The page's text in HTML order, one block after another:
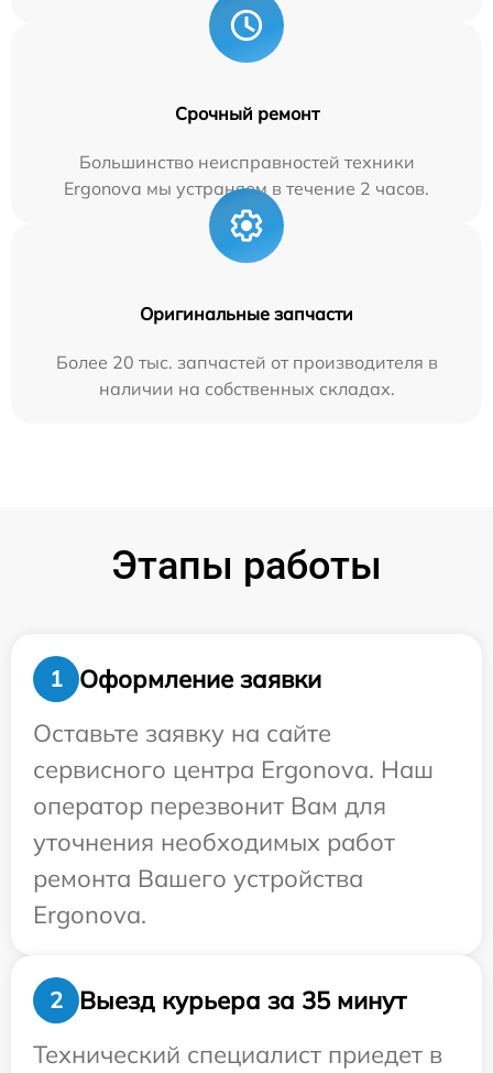
Срочный ремонт
Большинство неисправностей техники
Ergonova мы устраняем в течение 2 часов.
Оригинальные запчасти
Более 20 тыс. запчастей от производителя в
наличии на собственных складах.
Этапы работы
1
Оформление заявки
Оставьте заявку на сайте
сервисного центра Ergonova. Наш
оператор перезвонит Вам для
уточнения необходимых работ
ремонта Вашего устройства
Ergonova.
2
Выезд курьера за 35 минут
Технический специалист приедет в